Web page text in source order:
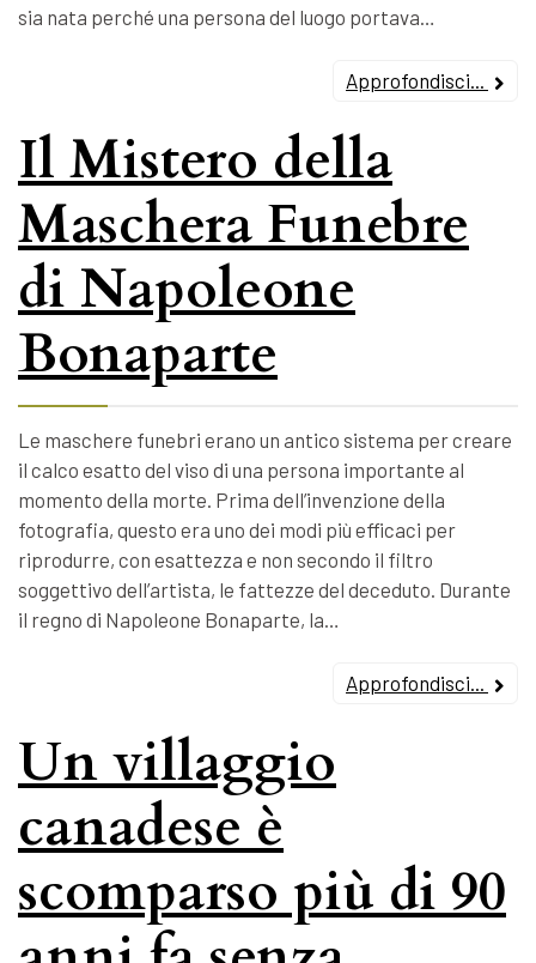
sia nata perché una persona del luogo portava…
Approfondisci...
Il Mistero della
Maschera Funebre
di Napoleone
Bonaparte
Le maschere funebri erano un antico sistema per creare
il calco esatto del viso di una persona importante al
momento della morte. Prima dell’invenzione della
fotografia, questo era uno dei modi più efficaci per
riprodurre, con esattezza e non secondo il filtro
soggettivo dell’artista, le fattezze del deceduto. Durante
il regno di Napoleone Bonaparte, la…
Approfondisci...
Un villaggio
canadese è
scomparso più di 90